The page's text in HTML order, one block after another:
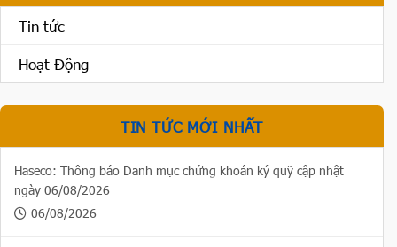
Tin tức
Hoạt Động
TIN TỨC MỚI NHẤT
Haseco: Thông báo Danh mục chứng khoán ký quỹ cập nhật
ngày 06/08/2026
06/08/2026